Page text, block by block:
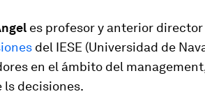
es profesor y anterior director
del IESE (Universidad de
en el ámbito del
ls decisiones.